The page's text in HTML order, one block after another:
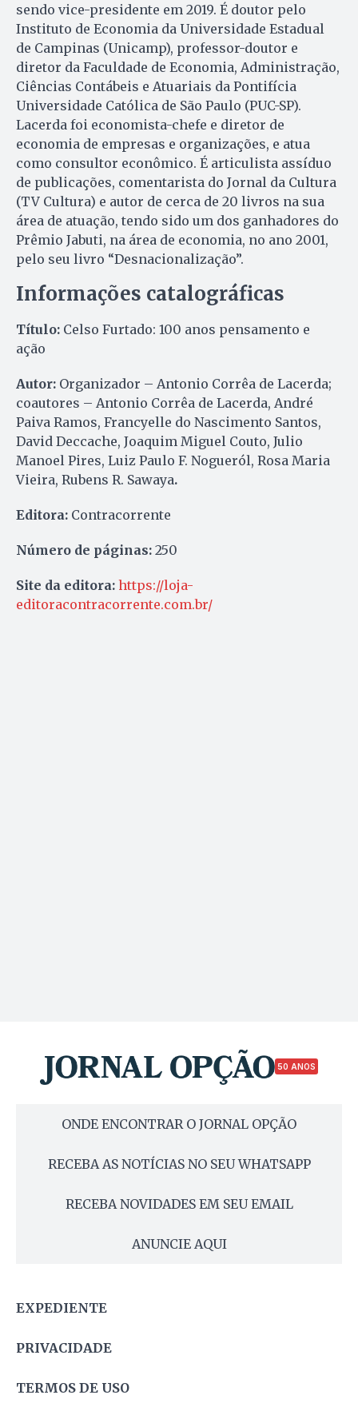
sendo vice-presidente em 2019. É doutor pelo
Instituto de Economia da Universidade Estadual
de Campinas (Unicamp), professor-doutor e
diretor da Faculdade de Economia, Administração,
Ciências Contábeis e Atuariais da Pontifícia
Universidade Católica de São Paulo (PUC-SP).
Lacerda foi economista-chefe e diretor de
economia de empresas e organizações, e atua
como consultor econômico. É articulista assíduo
de publicações, comentarista do Jornal da Cultura
(TV Cultura) e autor de cerca de 20 livros na sua
área de atuação, tendo sido um dos ganhadores do
Prêmio Jabuti, na área de economia, no ano 2001,
pelo seu livro “Desnacionalização”.
Informações catalográficas
Título: Celso Furtado: 100 anos pensamento e
ação
Autor: Organizador – Antonio Corrêa de Lacerda;
coautores – Antonio Corrêa de Lacerda, André
Paiva Ramos, Francyelle do Nascimento Santos,
David Deccache, Joaquim Miguel Couto, Julio
Manoel Pires, Luiz Paulo F. Nogueról, Rosa Maria
Vieira, Rubens R. Sawaya.
Editora: Contracorrente
Número de páginas: 250
Site da editora: https://loja-
editoracontracorrente.com.br/
50 ANOS
ONDE ENCONTRAR O JORNAL OPÇÃO
RECEBA AS NOTÍCIAS NO SEU WHATSAPP
RECEBA NOVIDADES EM SEU EMAIL
ANUNCIE AQUI
EXPEDIENTE
PRIVACIDADE
TERMOS DE USO